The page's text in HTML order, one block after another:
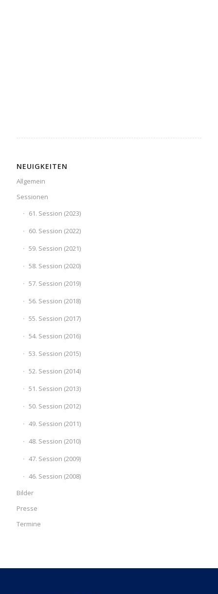
NEUIGKEITEN
Allgemein
Sessionen
61. Session (2023)
60. Session (2022)
59. Session (2021)
58. Session (2020)
57. Session (2019)
56. Session (2018)
55. Session (2017)
54. Session (2016)
53. Session (2015)
52. Session (2014)
51. Session (2013)
50. Session (2012)
49. Session (2011)
48. Session (2010)
47. Session (2009)
46. Session (2008)
Bilder
Presse
Termine